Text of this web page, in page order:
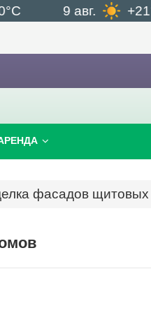
9 авг. +21°C
фасадов